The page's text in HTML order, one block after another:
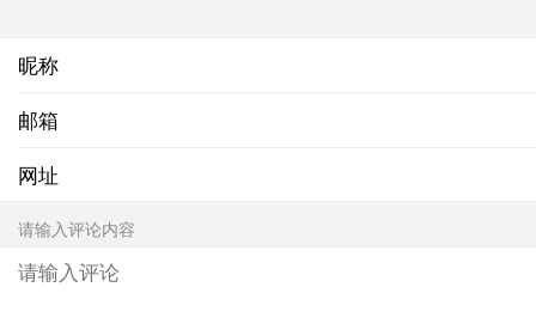
昵称
邮箱
网址
请输入评论内容